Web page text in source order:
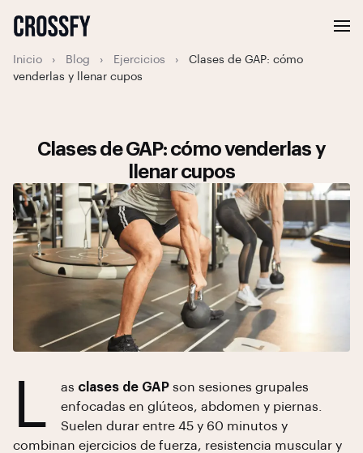
Inicio › Blog › Ejercicios ›
Clases de GAP: cómo
venderlas y llenar cupos
Clases de GAP: cómo venderlas y
llenar cupos
L as clases de GAP son sesiones grupales
enfocadas en glúteos, abdomen y piernas.
Suelen durar entre 45 y 60 minutos y
combinan ejercicios de fuerza, resistencia muscular y